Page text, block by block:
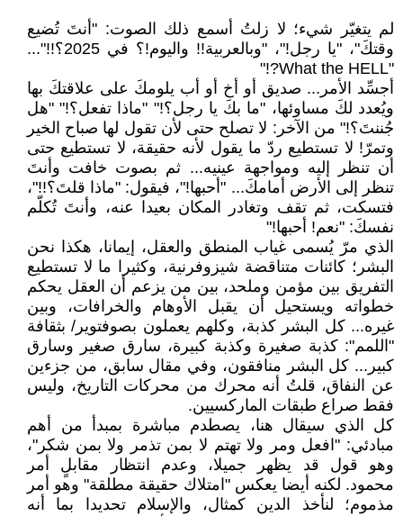
لم يتغيّر شيء؛ لا زلتُ أسمع ذلك الصوت: "أنتَ تُضيع
وقتكَ"، "يا رجل!"، "وبالعربية!! واليوم!؟ في 2025؟!!"...
"What the HELL?!"
أجسِّد الأمر... صديق أو أخ أو أب يلومكَ على علاقتكَ بها
ويُعدد لكَ مساوئها، "ما بكَ يا رجل؟!" "ماذا تفعل؟!" "هل
جُننتَ؟!" من الآخر: لا تصلح حتى لأن تقول لها صباح الخير
وتمرّ! لا تستطيع ردّ ما يقول لأنه حقيقة، لا تستطيع حتى
أن تنظر إليه ومواجهة عينيه... ثم بصوت خافت وأنتَ
تنظر إلى الأرض أمامكَ... "أحبها!"، فيقول: "ماذا قلتَ؟!!"،
فتسكت، ثم تقف وتغادر المكان بعيدا عنه، وأنتَ تُكلّم
نفسكَ: "نعم! أحبها!"
الذي مرّ يُسمى غياب المنطق والعقل، إيمانا، هكذا نحن
البشر؛ كائنات متناقضة شيزوفرنية، وكثيرا ما لا تستطيع
التفريق بين مؤمن وملحد، بين من يزعم أن العقل يحكم
خطواته ويستحيل أن يقبل الأوهام والخرافات، وبين
غيره... كل البشر كذبة، وكلهم يعملون بصوفتوير/ بثقافة
"اللمم": كذبة صغيرة وكذبة كبيرة، سارق صغير وسارق
كبير... كل البشر منافقون، وفي مقال سابق، من جزءين
عن النفاق، قلتُ أنه محرك من محركات التاريخ، وليس
فقط صراع طبقات الماركسيين.
كل الذي سيقال هنا، يصطدم مباشرة بمبدأ من أهم
مبادئي: "افعل ومر ولا تهتم لا بمن تذمر ولا بمن شكر"،
وهو قول قد يظهر جميلا، وعدم انتظار مقابلٍ أمر
محمود. لكنه أيضا يعكس "امتلاك حقيقة مطلقة" وهو أمر
مذموم؛ لنأخذ الدين كمثال، والإسلام تحديدا بما أنه